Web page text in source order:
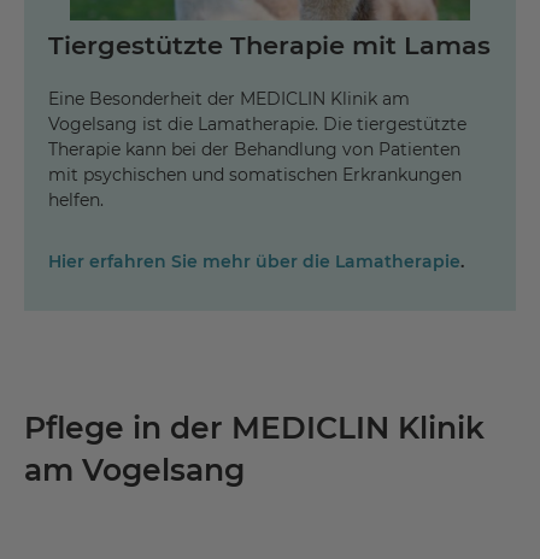
Tiergestützte Therapie mit Lamas
Eine Besonderheit der MEDICLIN Klinik am
Vogelsang ist die Lamatherapie. Die tiergestützte
Therapie kann bei der Behandlung von Patienten
mit psychischen und somatischen Erkrankungen
helfen.
Hier erfahren Sie mehr über die Lamatherapie.
Pflege in der MEDICLIN Klinik
am Vogelsang